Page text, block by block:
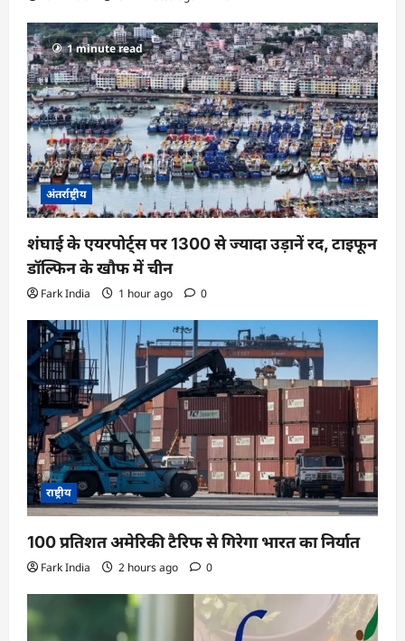
1 minute read
अंतर्राष्ट्रीय
शंघाई के एयरपोर्ट्स पर 1300 से ज्यादा उड़ानें रद, टाइफून
डॉल्फिन के खौफ में चीन
Fark India 1 hour ago 0
राष्ट्रीय
100 प्रतिशत अमेरिकी टैरिफ से गिरेगा भारत का निर्यात
Fark India 2 hours ago 0